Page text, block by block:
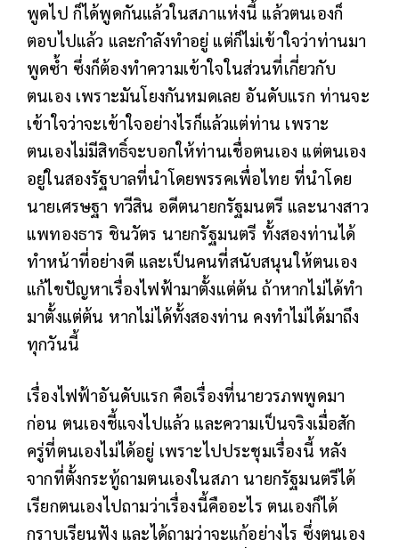
พูดไป ก็ได้พูดกันแล้วในสภาแห่งนี้ แล้วตนเองก็
ตอบไปแล้ว และกำลังทำอยู่ แต่ก็ไม่เข้าใจว่าท่านมา
พูดซ้ำ ซึ่งก็ต้องทำความเข้าใจในส่วนที่เกี่ยวกับ
ตนเอง เพราะมันโยงกันหมดเลย อันดับแรก ท่านจะ
เข้าใจว่าจะเข้าใจอย่างไรก็แล้วแต่ท่าน เพราะ
ตนเองไม่มีสิทธิ์จะบอกให้ท่านเชื่อตนเอง แต่ตนเอง
อยู่ในสองรัฐบาลที่นำโดยพรรคเพื่อไทย ที่นำโดย
นายเศรษฐา ทวีสิน อดีตนายกรัฐมนตรี และนางสาว
แพทองธาร ชินวัตร นายกรัฐมนตรี ทั้งสองท่านได้
ทำหน้าที่อย่างดี และเป็นคนที่สนับสนุนให้ตนเอง
แก้ไขปัญหาเรื่องไฟฟ้ามาตั้งแต่ต้น ถ้าหากไม่ได้ทำ
มาตั้งแต่ต้น หากไม่ได้ทั้งสองท่าน คงทำไม่ได้มาถึง
ทุกวันนี้
เรื่องไฟฟ้าอันดับแรก คือเรื่องที่นายวรภพพูดมา
ก่อน ตนเองชี้แจงไปแล้ว และความเป็นจริงเมื่อสัก
ครู่ที่ตนเองไม่ได้อยู่ เพราะไปประชุมเรื่องนี้ หลัง
จากที่ตั้งกระทู้ถามตนเองในสภา นายกรัฐมนตรีได้
เรียกตนเองไปถามว่าเรื่องนี้คืออะไร ตนเองก็ได้
กราบเรียนฟัง และได้ถามว่าจะแก้อย่างไร ซึ่งตนเอง